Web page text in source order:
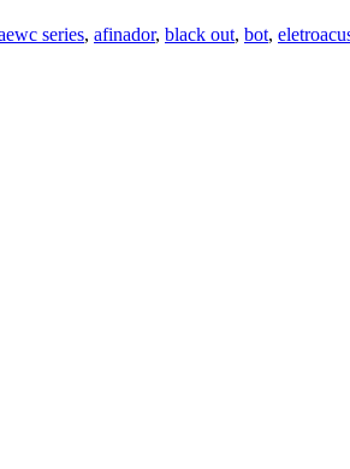
series, afinador, black out, bot,